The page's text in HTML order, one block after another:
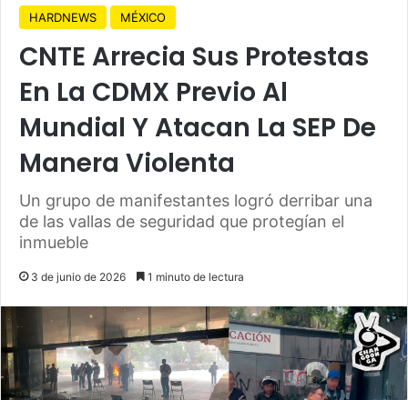
HARDNEWS MÉXICO
CNTE Arrecia Sus Protestas
En La CDMX Previo Al
Mundial Y Atacan La SEP De
Manera Violenta
Un grupo de manifestantes logró derribar una
de las vallas de seguridad que protegían el
inmueble
3 de junio de 2026 1 minuto de lectura